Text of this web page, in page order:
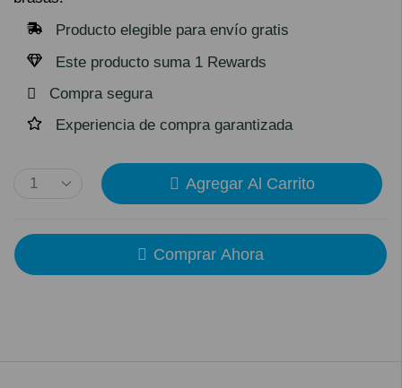
Producto elegible para envío gratis
Este producto suma 1 Rewards
Compra segura
Experiencia de compra garantizada
Agregar Al Carrito
Comprar Ahora